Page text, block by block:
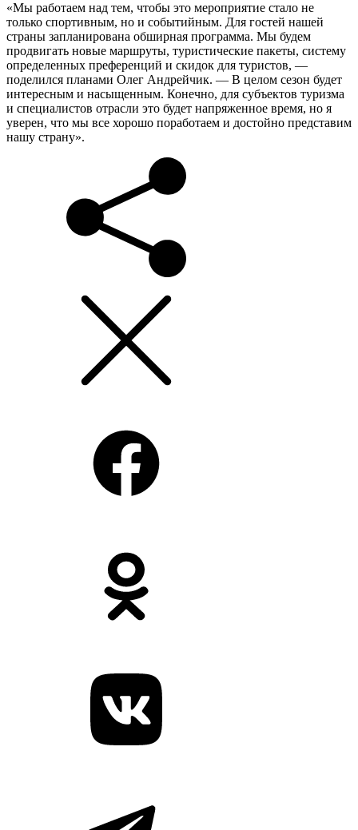
«Мы работаем над тем, чтобы это мероприятие стало не
только спортивным, но и событийным. Для гостей нашей
страны запланирована обширная программа. Мы будем
продвигать новые маршруты, туристические пакеты, систему
определенных преференций и скидок для туристов, —
поделился планами Олег Андрейчик. — В целом сезон будет
интересным и насыщенным. Конечно, для субъектов туризма
и специалистов отрасли это будет напряженное время, но я
уверен, что мы все хорошо поработаем и достойно представим
нашу страну».